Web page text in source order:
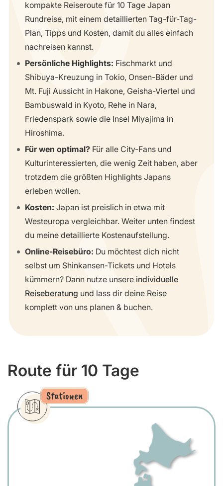
kompakte Reiseroute für 10 Tage Japan
Rundreise, mit einem detaillierten Tag-für-Tag-
Plan, Tipps und Kosten, damit du alles einfach
nachreisen kannst.
Persönliche Highlights: Fischmarkt und
Shibuya-Kreuzung in Tokio, Onsen-Bäder und
Mt. Fuji Aussicht in Hakone, Geisha-Viertel und
Bambuswald in Kyoto, Rehe in Nara,
Friedenspark sowie die Insel Miyajima in
Hiroshima.
Für wen optimal? Für alle City-Fans und
Kulturinteressierten, die wenig Zeit haben, aber
trotzdem die größten Highlights Japans
erleben wollen.
Kosten: Japan ist preislich in etwa mit
Westeuropa vergleichbar. Weiter unten findest
du meine detaillierte Kostenaufstellung.
Online-Reisebüro: Du möchtest dich nicht
selbst um Shinkansen-Tickets und Hotels
kümmern? Dann nutze unsere individuelle
Reiseberatung und lass dir deine Reise
komplett von uns planen & buchen.
Route für 10 Tage
Stationen